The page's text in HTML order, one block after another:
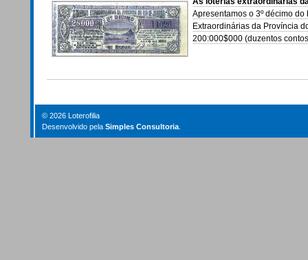
Apresentamos o 3º décimo do
Extraordinárias da Província
200:000$000 (duzentos
© 2026 Loterofilia
Desenvolvido pela Simples Consultoria